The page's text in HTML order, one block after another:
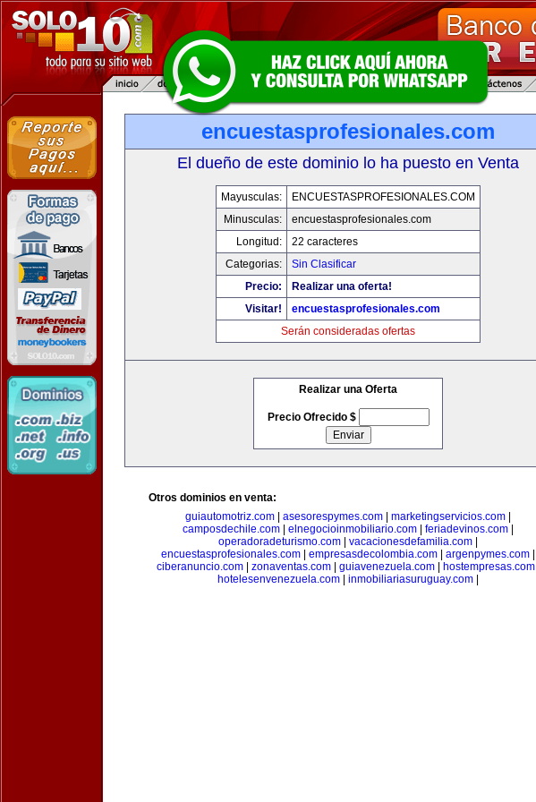
encuestasprofesionales.com
El dueño de este dominio lo ha puesto en Venta
Mayusculas:
ENCUESTASPROFESIONALES.COM
Minusculas:
encuestasprofesionales.com
Longitud:
22 caracteres
Categorias:
Sin Clasificar
Precio:
Realizar una oferta!
Visitar!
encuestasprofesionales.com
Serán consideradas ofertas
Realizar una Oferta
Precio Ofrecido $
Otros dominios en venta:
guiautomotriz.com
asesorespymes.com marketingservicios.com
camposdechile.com
elnegocioinmobiliario.com feriadevinos.com
operadoradeturismo.com
vacacionesdefamilia.com
encuestasprofesionales.com
empresasdecolombia.com argenpymes.com
ciberanuncio.com| zonaventas.com| guiavenezuela.com| hostempresas.com|
hotelesenvenezuela.com
inmobiliariasuruguay.com